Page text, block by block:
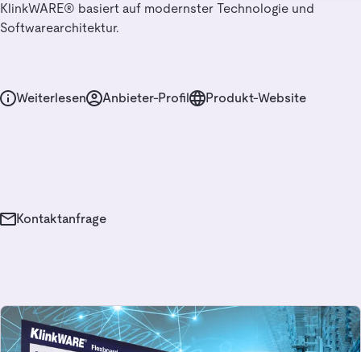
KlinkWARE® basiert auf modernster Technologie und
Softwarearchitektur.
Weiterlesen Anbieter-Profil Produkt-Website
Kontaktanfrage